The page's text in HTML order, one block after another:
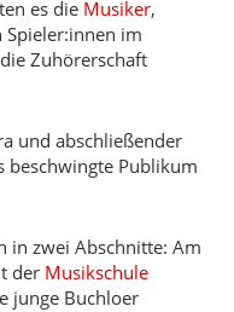
es die Musiker,
im
Zuhörerschaft
und abschließender
beschwingte Publikum
in zwei Abschnitte: Am
der Musikschule
junge Buchloer